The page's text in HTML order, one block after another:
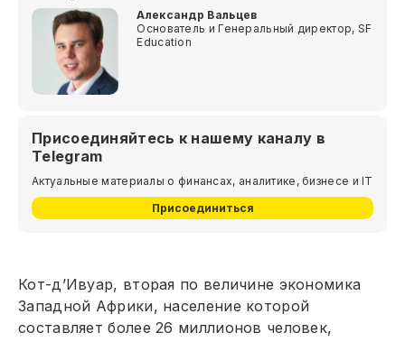
Александр Вальцев
Основатель и Генеральный директор, SF
Education
Присоединяйтесь к нашему каналу в
Telegram
Актуальные материалы о финансах, аналитике, бизнесе и IT
Присоединиться
Кот-д’Ивуар, вторая по величине экономика
Западной Африки, население которой
составляет более 26 миллионов человек,